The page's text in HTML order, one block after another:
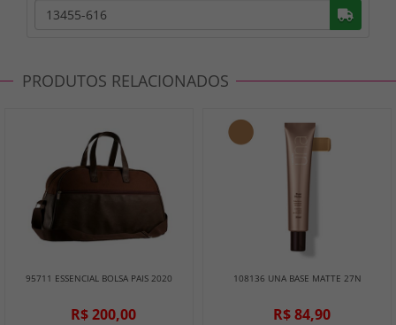
PRODUTOS RELACIONADOS
95711 ESSENCIAL BOLSA PAIS 2020
R$ 200,00
108136 UNA BASE MATTE 27N
R$ 84,90